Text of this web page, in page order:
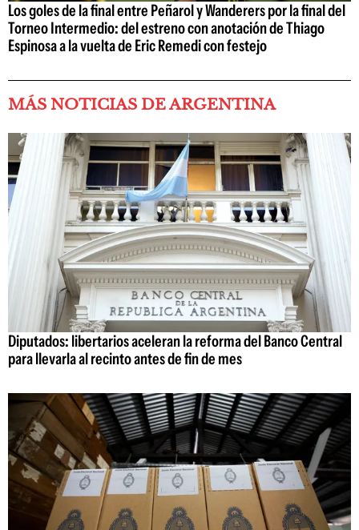
Los goles de la final entre Peñarol y Wanderers por la final del
Torneo Intermedio: del estreno con anotación de Thiago
Espinosa a la vuelta de Eric Remedi con festejo
MÁS NOTICIAS DE ARGENTINA
Diputados: libertarios aceleran la reforma del Banco Central
para llevarla al recinto antes de fin de mes